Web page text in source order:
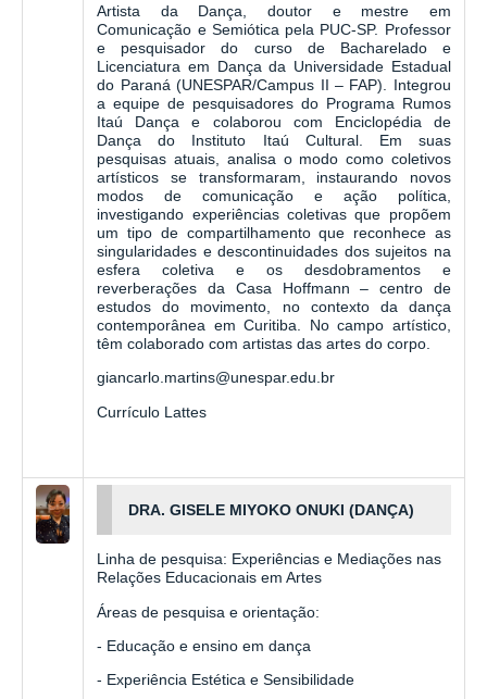
Artista da Dança, doutor e mestre em
Comunicação e Semiótica pela PUC-SP. Professor
e pesquisador do curso de Bacharelado e
Licenciatura em Dança da Universidade Estadual
do Paraná (UNESPAR/Campus II – FAP). Integrou
a equipe de pesquisadores do Programa Rumos
Itaú Dança e colaborou com Enciclopédia de
Dança do Instituto Itaú Cultural. Em suas
pesquisas atuais, analisa o modo como coletivos
artísticos se transformaram, instaurando novos
modos de comunicação e ação política,
investigando experiências coletivas que propõem
um tipo de compartilhamento que reconhece as
singularidades e descontinuidades dos sujeitos na
esfera coletiva e os desdobramentos e
reverberações da Casa Hoffmann – centro de
estudos do movimento, no contexto da dança
contemporânea em Curitiba. No campo artístico,
têm colaborado com artistas das artes do corpo.
giancarlo.martins@unespar.edu.br
Currículo Lattes
DRA. GISELE MIYOKO ONUKI (DANÇA)
Linha de pesquisa: Experiências e Mediações nas
Relações Educacionais em Artes
Áreas de pesquisa e orientação:
- Educação e ensino em dança
- Experiência Estética e Sensibilidade